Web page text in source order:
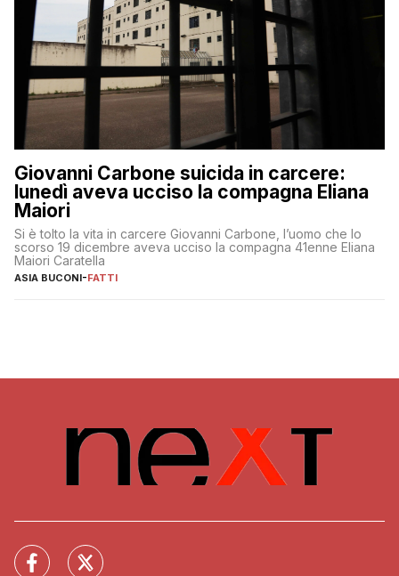
Giovanni Carbone suicida in carcere:
lunedì aveva ucciso la compagna Eliana
Maiori
Si è tolto la vita in carcere Giovanni Carbone, l’uomo che lo
scorso 19 dicembre aveva ucciso la compagna 41enne Eliana
Maiori Caratella
ASIA BUCONI-FATTI